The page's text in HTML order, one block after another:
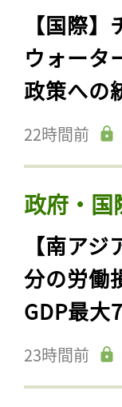
【国際
ウォータ
政策への
22時間前
政府・国
【南ア
分の労働
GDP最大
23時間前